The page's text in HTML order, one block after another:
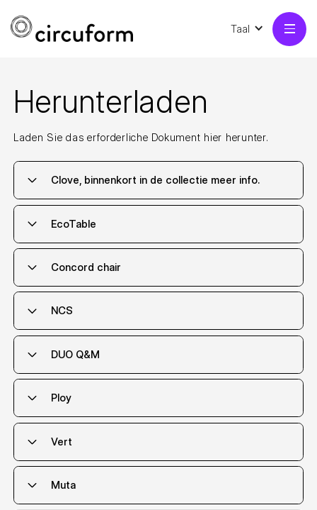
Taal
Herunterladen
Laden Sie das erforderliche Dokument hier herunter.
Clove, binnenkort in de collectie meer info.
EcoTable
Concord chair
Informationen zum Produkt
NCS
DUO Q&M
Ploy
Vert
Materialpass & Normen
Muta